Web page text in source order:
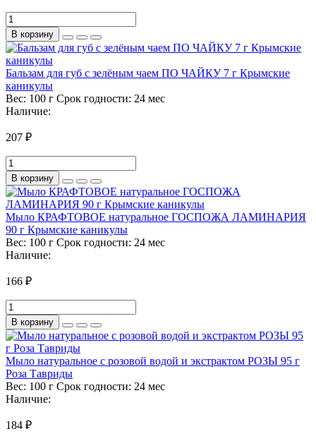
В корзину
Бальзам для губ с зелёным чаем ПО ЧАЙКУ 7 г Крымские
каникулы
Вес: 100 г Срок годности: 24 мес
Наличие:
207 ₽
В корзину
Мыло КРАФТОВОЕ натуральное ГОСПОЖА ЛАМИНАРИЯ
90 г Крымские каникулы
Вес: 100 г Срок годности: 24 мес
Наличие:
166 ₽
В корзину
Мыло натуральное с розовой водой и экстрактом РОЗЫ 95 г
Роза Тавриды
Вес: 100 г Срок годности: 24 мес
Наличие:
184 ₽